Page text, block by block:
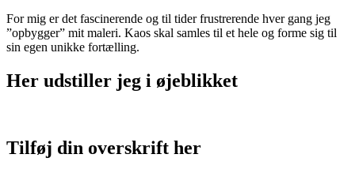
For mig er det fascinerende og til tider frustrerende hver gang jeg
”opbygger” mit maleri. Kaos skal samles til et hele og forme sig til
sin egen unikke fortælling.
Her udstiller jeg i øjeblikket
Tilføj din overskrift her